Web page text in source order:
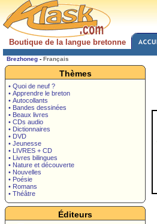
Boutique de la langue bretonne
Brezhoneg - Français
Thèmes
• Quoi de neuf ?
• Apprendre le breton
• Autocollants
• Bandes dessinées
• Beaux livres
• CDs audio
• Dictionnaires
• DVD
• Jeunesse
• LIVRES + CD
• Livres bilingues
• Nature et découverte
• Nouvelles
• Poésie
• Romans
• Théâtre
Éditeurs